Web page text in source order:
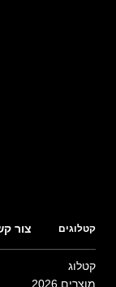
קטלוגים
קטלוג
מוצרים 2026
צור